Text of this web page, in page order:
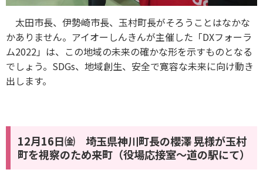
太田市長、伊勢崎市長、玉村町長がそろうことはなかな
かありません。アイオーしんきんが主催した「DXフォーラ
ム2022」は、この地域の未来の確かな形を示すものとなる
でしょう。SDGs、地域創生、安全で寛容な未来に向け動き
出します。
12月16日㈮ 埼玉県神川町長の櫻澤 晃様が玉村
町を視察のため来町（役場応接室〜道の駅にて）